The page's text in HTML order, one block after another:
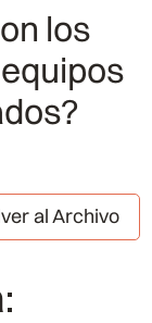
los
al Archivo